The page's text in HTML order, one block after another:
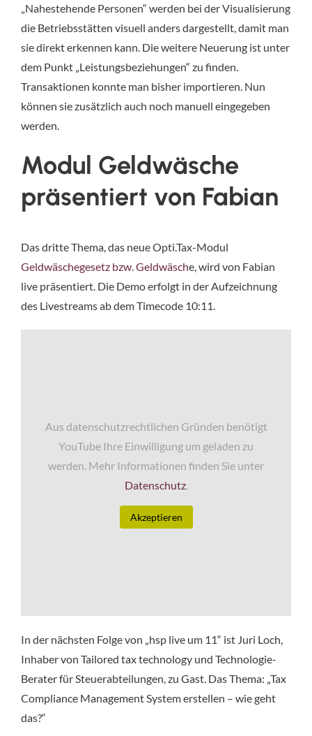
„Nahestehende Personen“ werden bei der Visualisierung
die Betriebsstätten visuell anders dargestellt, damit man
sie direkt erkennen kann. Die weitere Neuerung ist unter
dem Punkt „Leistungsbeziehungen“ zu finden.
Transaktionen konnte man bisher importieren. Nun
können sie zusätzlich auch noch manuell eingegeben
werden.
Modul Geldwäsche
präsentiert von Fabian
Das dritte Thema, das neue Opti.Tax-Modul
Geldwäschegesetz bzw. Geldwäsche, wird von Fabian
live präsentiert. Die Demo erfolgt in der Aufzeichnung
des Livestreams ab dem Timecode 10:11.
Aus datenschutzrechtlichen Gründen benötigt
YouTube Ihre Einwilligung um geladen zu
werden. Mehr Informationen finden Sie unter
Datenschutz.
Akzeptieren
In der nächsten Folge von „hsp live um 11“ ist Juri Loch,
Inhaber von Tailored tax technology und Technologie-
Berater für Steuerabteilungen, zu Gast. Das Thema: „Tax
Compliance Management System erstellen – wie geht
das?“